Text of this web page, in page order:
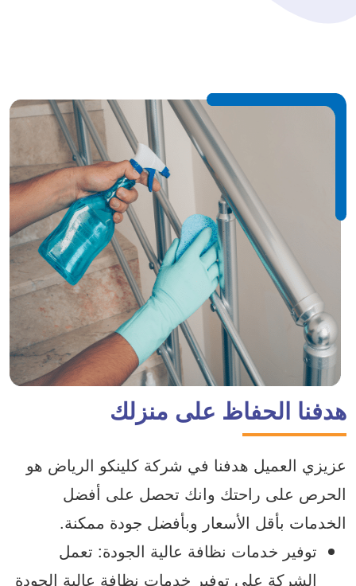
هدفنا الحفاظ على منزلك
عزيزي العميل هدفنا في شركة كلينكو الرياض هو
الحرص على راحتك وانك تحصل على أفضل
الخدمات بأقل الأسعار وبأفضل جودة ممكنة.
توفير خدمات نظافة عالية الجودة: تعمل
الشركة على توفير خدمات نظافة عالية الجودة